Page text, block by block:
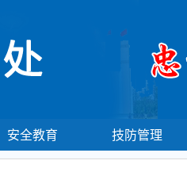
安全教育 技防管理